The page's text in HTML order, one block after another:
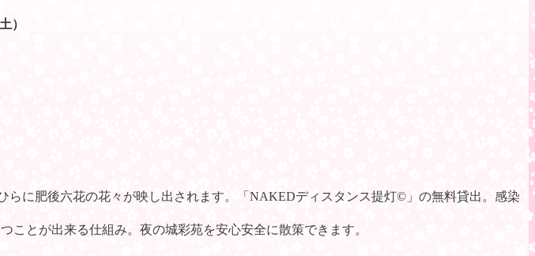
）
肥後六花の花々が映し出されます。「NAKEDディスタンス提灯©」の無料貸出。感染
とが出来る仕組み。夜の城彩苑を安心安全に散策できます。